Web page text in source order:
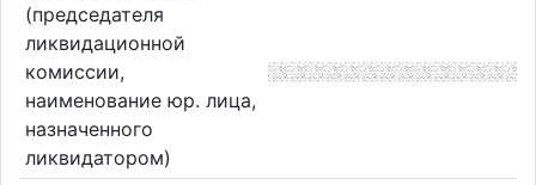
(председателя
ликвидационной
комиссии,
наименование юр. лица,
назначенного
ликвидатором)